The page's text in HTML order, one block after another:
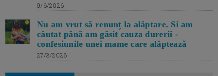
9/6/2026
Nu am vrut să renunț la alăptare. Si am
căutat până am găsit cauza durerii -
confesiunile unei mame care alăptează
27/3/2026